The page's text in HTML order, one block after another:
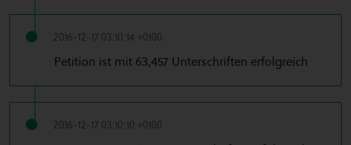
2016-12-17 03:10:14 +0100
Petition ist mit 63,457 Unterschriften erfolgreich
2016-12-17 03:10:10 +0100